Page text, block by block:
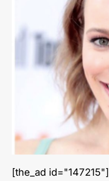
[the_ad id="147215"]